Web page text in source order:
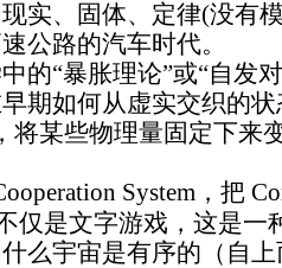
实、固体、定律(没有
公路的汽车时代。
的“暴胀理论”或“自发
期如何从虚实交织的
将某些物理量固定下来
System，把
仅是文字游戏，这是一
么宇宙是有序的（自